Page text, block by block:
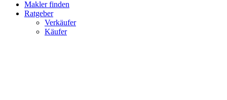
Makler finden
Ratgeber
Verkäufer
Käufer